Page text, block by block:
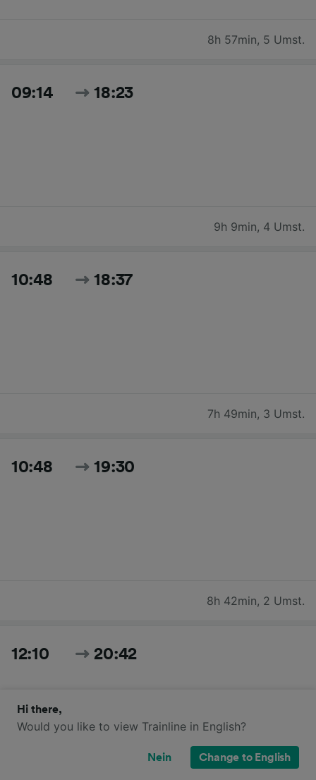
8h 57min, 5 Umst.
09:14 18:23
9h 9min, 4 Umst.
10:48 18:37
7h 49min, 3 Umst.
10:48 19:30
8h 42min, 2 Umst.
12:10 20:42
Hi there,
Would you like to view Trainline in English?
Nein Change to English